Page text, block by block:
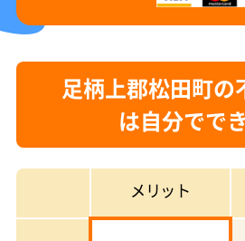
足柄上郡松田町の
は自分でで
メリット